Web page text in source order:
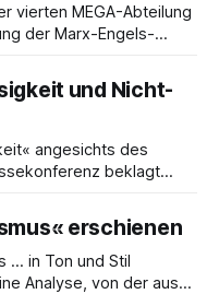
vierten MEGA-Abteilung
der Marx-Engels-
seit einiger Zeit nur noch
(Abteilung III). Das ist
der öffentlich
und Nicht-
angesichts des
beklagt
Bachrach/Baratz
um zu verstehen,
Politik
politisch nicht
erschienen
… in Ton und Stil
Analyse, von der aus